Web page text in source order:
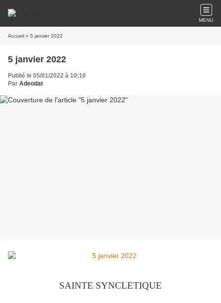
MENU
Accueil » 5 janvier 2022
5 janvier 2022
Publié le 05/01/2022 à 10:10
Par Adeodat
SAINTE SYNCLETIQUE